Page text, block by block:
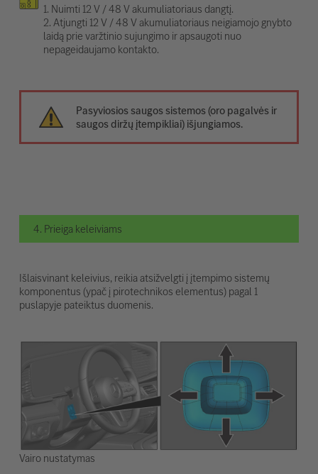
1. Nuimti 12 V / 48 V akumuliatoriaus dangtį.
2. Atjungti 12 V / 48 V akumuliatoriaus neigiamojo gnybto
laidą prie varžtinio sujungimo ir apsaugoti nuo
nepageidaujamo kontakto.
Pasyviosios saugos sistemos (oro pagalvės ir
saugos diržų įtempikliai) išjungiamos.
4. Prieiga keleiviams
Išlaisvinant keleivius, reikia atsižvelgti į įtempimo sistemų
komponentus (ypač į pirotechnikos elementus) pagal 1
puslapyje pateiktus duomenis.
Vairo nustatymas